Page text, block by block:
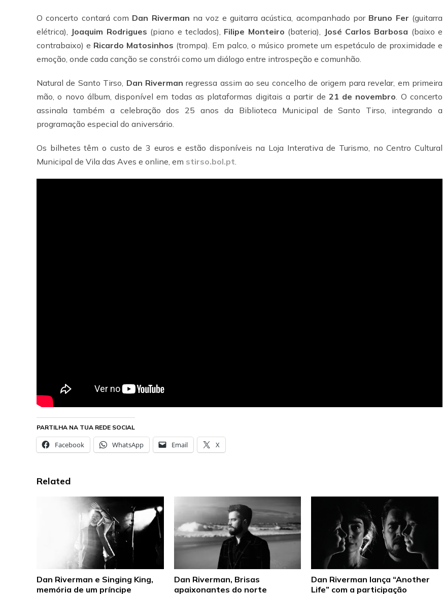
O concerto contará com Dan Riverman na voz e guitarra acústica, acompanhado por Bruno Fer (guitarra
elétrica),
Joaquim Rodrigues (piano e teclados), Filipe Monteiro (bateria), José Carlos Barbosa (baixo e
contrabaixo) e Ricardo Matosinhos (trompa). Em palco, o músico promete um espetáculo de proximidade e
emoção, onde cada canção se constrói como um diálogo entre introspeção e comunhão.
Natural de Santo Tirso, Dan Riverman regressa assim ao seu concelho de origem para revelar, em primeira
mão, o novo álbum, disponível em todas as plataformas digitais a partir de 21 de novembro . O concerto
assinala também a celebração dos 25 anos da Biblioteca Municipal de Santo Tirso, integrando a
programação especial do aniversário.
Os bilhetes têm o custo de 3 euros e estão disponíveis na Loja Interativa de Turismo, no Centro Cultural
Municipal de Vila das Aves e online, em stirso.bol.pt
PARTILHA NA TUA REDE SOCIAL
Facebook WhatsApp Email X
Related
Dan Riverman e Singing King,
memória de um príncipe
Dan Riverman, Brisas
apaixonantes do norte
Dan Riverman lança “Another
Life” com a participação